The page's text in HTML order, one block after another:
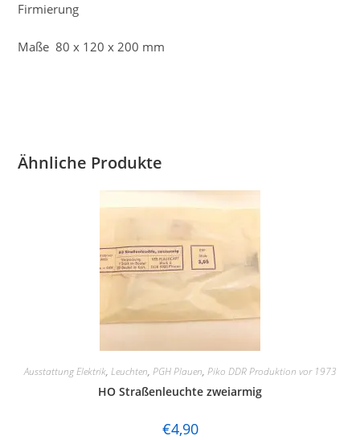
Firmierung
Maße 80 x 120 x 200 mm
Ähnliche Produkte
Ausstattung Elektrik, Leuchten, PGH Plauen, Piko DDR Produktion vor 1973
HO Straßenleuchte zweiarmig
€4,90